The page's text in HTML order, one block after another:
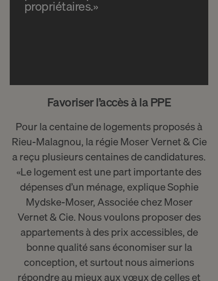
propriétaires.»
Favoriser l’accès à la PPE
Pour la centaine de logements proposés à
Rieu-Malagnou, la régie Moser Vernet & Cie
a reçu plusieurs centaines de candidatures.
«Le logement est une part importante des
dépenses d’un ménage, explique Sophie
Mydske-Moser, Associée chez Moser
Vernet & Cie. Nous voulons proposer des
appartements à des prix accessibles, de
bonne qualité sans économiser sur la
conception, et surtout nous aimerions
répondre au mieux aux vœux de celles et